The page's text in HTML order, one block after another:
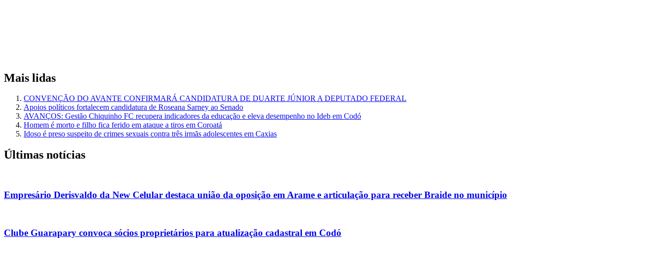
Mais lidas
CONVENÇÃO DO AVANTE CONFIRMARÁ CANDIDATURA DE DUARTE JÚNIOR A DEPUTADO FEDERAL
Apoios políticos fortalecem candidatura de Roseana Sarney ao Senado
AVANÇOS: Gestão Chiquinho FC recupera indicadores da educação e eleva desempenho no Ideb em Codó
Homem é morto e filho fica ferido em ataque a tiros em Coroatá
Idoso é preso suspeito de crimes sexuais contra três irmãs adolescentes em Caxias
Últimas notícias
Empresário Derisvaldo da New Celular destaca união da oposição em Arame e articulação para receber Braide no município
Clube Guarapary convoca sócios proprietários para atualização cadastral em Codó